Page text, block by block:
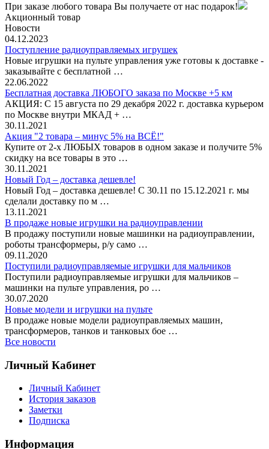
При заказе любого товара Вы получаете от нас подарок!
Акционный товар
Новости
04.12.2023
Поступление радиоуправляемых игрушек
Новые игрушки на пульте управления уже готовы к доставке -
заказывайте с бесплатной …
22.06.2022
Бесплатная доставка ЛЮБОГО заказа по Москве +5 км
АКЦИЯ: С 15 августа по 29 декабря 2022 г. доставка курьером
по Москве внутри МКАД + …
30.11.2021
Акция "2 товара – минус 5% на ВСЁ!"
Купите от 2-х ЛЮБЫХ товаров в одном заказе и получите 5%
скидку на все товары в это …
30.11.2021
Новый Год – доставка дешевле!
Новый Год – доставка дешевле! С 30.11 по 15.12.2021 г. мы
сделали доставку по м …
13.11.2021
В продаже новые игрушки на радиоуправлении
В продажу поступили новые машинки на радиоуправлении,
роботы трансформеры, р/у само …
09.11.2020
Поступили радиоуправляемые игрушки для мальчиков
Поступили радиоуправляемые игрушки для мальчиков –
машинки на пульте управления, ро …
30.07.2020
Новые модели и игрушки на пульте
В продаже новые модели радиоуправляемых машин,
трансформеров, танков и танковых бое …
Все новости
Личный Кабинет
Личный Кабинет
История заказов
Заметки
Подписка
Информация